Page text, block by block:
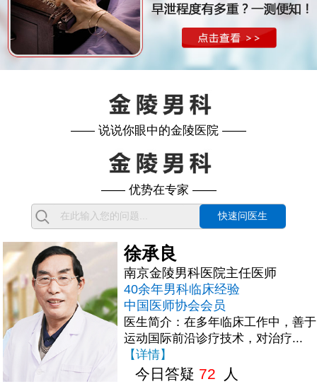
—— 说说你眼中的金陵医院 ——
—— 优势在专家 ——
快速问医生
徐承良
南京金陵男科医院主任医师
40余年男科临床经验
中国医师协会会员
医生简介：在多年临床工作中，善于
运动国际前沿诊疗技术，对治疗...
【详情】
今日答疑 72 人